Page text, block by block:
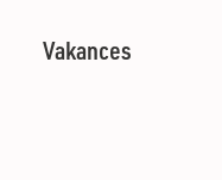
Vakances